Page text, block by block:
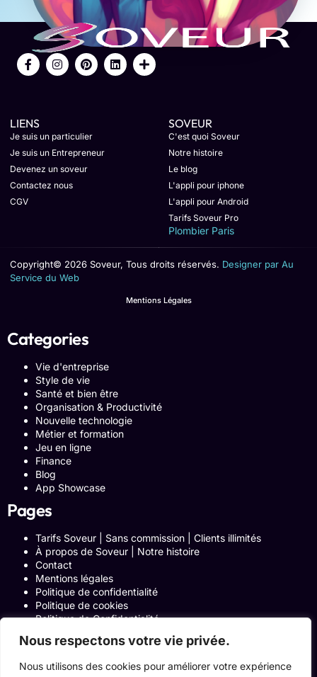
Nous respectons votre vie privée.
Nous utilisons des cookies pour améliorer votre expérience
LIENS
Je suis un particulier
Je suis un Entrepreneur
Devenez un soveur
Contactez nous
CGV
SOVEUR
C'est quoi Soveur
Notre histoire
Le blog
L'appli pour iphone
L'appli pour Android
Tarifs Soveur Pro
Plombier Paris
Copyright© 2026 Soveur, Tous droits réservés. Designer par Au
Service du Web
Mentions Légales
Categories
Vie d'entreprise
Style de vie
Santé et bien être
Organisation & Productivité
Nouvelle technologie
Métier et formation
Jeu en ligne
Finance
Blog
App Showcase
Pages
Tarifs Soveur | Sans commission | Clients illimités
À propos de Soveur | Notre histoire
Contact
Mentions légales
Politique de confidentialité
Politique de cookies
Politique de Confidentialité
Blog
Programme Affiliation